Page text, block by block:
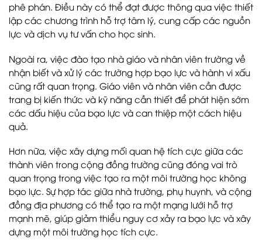
phê phán. Điều này có thể đạt được thông qua việc thiết
lập các chương trình hỗ trợ tâm lý, cung cấp các nguồn
lực và dịch vụ tư vấn cho học sinh.
Ngoài ra, việc đào tạo nhà giáo và nhân viên trường về
nhận biết và xử lý các trường hợp bạo lực và hành vi xấu
cũng rất quan trọng. Giáo viên và nhân viên cần được
trang bị kiến thức và kỹ năng cần thiết để phát hiện sớm
các dấu hiệu của bạo lực và can thiệp một cách hiệu
quả.
Hơn nữa, việc xây dựng mối quan hệ tích cực giữa các
thành viên trong cộng đồng trường cũng đóng vai trò
quan trọng trong việc tạo ra một môi trường học không
bạo lực. Sự hợp tác giữa nhà trường, phụ huynh, và cộng
đồng địa phương có thể tạo ra một mạng lưới hỗ trợ
mạnh mẽ, giúp giảm thiểu nguy cơ xảy ra bạo lực và xây
dựng một môi trường học tích cực.